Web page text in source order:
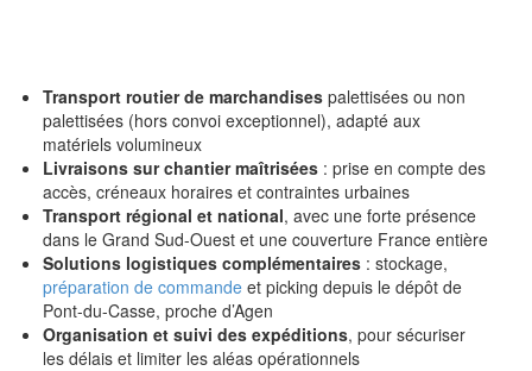
Transport routier de marchandisespalettisées ou non
palettisées (hors convoi exceptionnel), adapté aux
matériels volumineux
Livraisons sur chantier maîtrisées: prise en compte des
accès, créneaux horaires et contraintes urbaines
Transport régional et national, avec une forte présence
dans le Grand Sud-Ouest et une couverture France entière
Solutions logistiques complémentaires: stockage,
préparation de commandeet picking depuis le dépôt de
Pont-du-Casse, proche d’Agen
Organisation et suivi des expéditions, pour sécuriser
les délais et limiter les aléas opérationnels